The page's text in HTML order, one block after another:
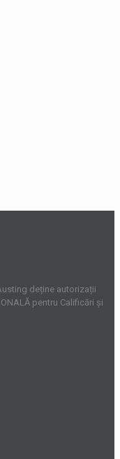
deține autorizații
pentru Calificări și